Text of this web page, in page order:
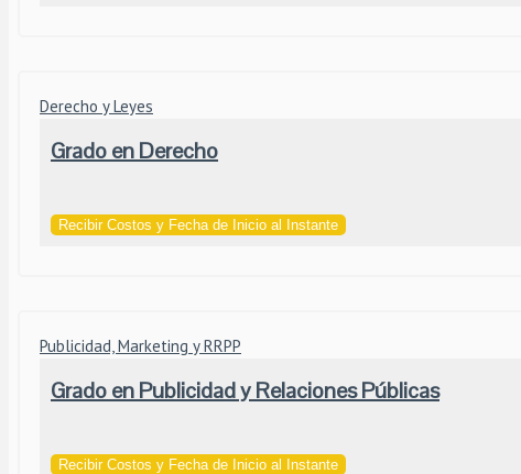
Derecho y Leyes
Grado en Derecho
Recibir Costos y Fecha de Inicio al Instante
Publicidad, Marketing y RRPP
Grado en Publicidad y Relaciones Públicas
Recibir Costos y Fecha de Inicio al Instante